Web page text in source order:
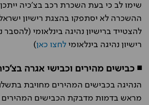
שימו לב כי בעת השכרת רכב בצ'כיה
ההשכרה לא יסתפקו בהצגת רישיון
להצטייד ברישיון נהיגה בינלאומי
רישיון נהיגה בינלאומי לחצו כאן)
◾ כבישים מהירים וכבישי אגרה
הנהיגה בכבישים המהירים מחויבת
מראש בדמות מדבקת הכבישים המהירים